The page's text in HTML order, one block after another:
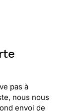
pas à
nous nous
envoi de